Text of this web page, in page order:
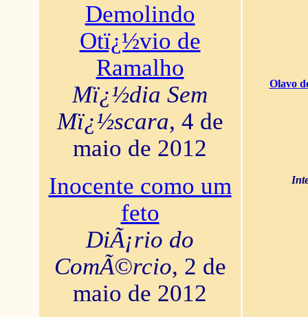
Demolindo
Otï¿½vio de
Ramalho
Mï¿½dia Sem
Mï¿½scara, 4 de
maio de 2012
Inocente como um
feto
DiÃ¡rio do
ComÃ©rcio, 2 de
maio de 2012
Olavo